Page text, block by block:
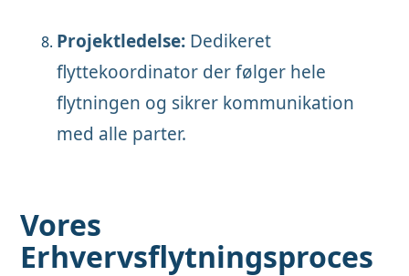
Projektledelse: Dedikeret
flyttekoordinator der følger hele
flytningen og sikrer kommunikation
med alle parter.
Vores
Erhvervsflytningsproces